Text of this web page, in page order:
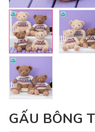
GẤU BÔNG